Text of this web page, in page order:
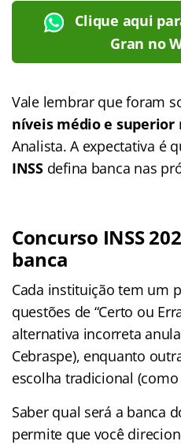
Clique aqui
Gran no
Vale lembrar que foram
níveis médio e superior
Analista. A expectativa é
INSSdefina banca nas
Concurso INSS
banca
Cada instituição tem um
questões de “Certo ou
alternativa incorreta
Cebraspe), enquanto
escolha tradicional (como
Saber qual será a banca
permite que você